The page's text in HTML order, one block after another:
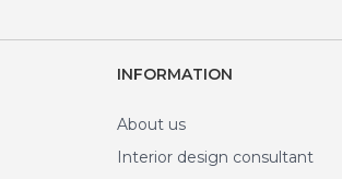
INFORMATION
About us
Interior design consultant